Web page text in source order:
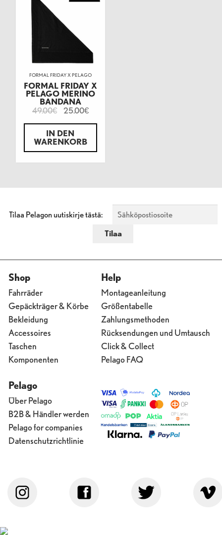
FORMAL FRIDAY X PELAGO
FORMAL FRIDAY X
PELAGO MERINO
BANDANA
49.00€ 25.00€
IN DEN
WARENKORB
Tilaa Pelagon uutiskirje tästä:
Shop
Fahrräder
Gepäckträger & Körbe
Bekleidung
Accessoires
Taschen
Komponenten
Help
Montageanleitung
Größentabelle
Zahlungsmethoden
Rücksendungen und Umtausch
Click & Collect
Pelago FAQ
Pelago
Über Pelago
B2B & Händler werden
Pelago for companies
Datenschutzrichtlinie